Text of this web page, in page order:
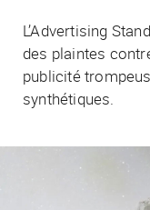
L’Advertising
des plaintes
publicité
synthétiques.